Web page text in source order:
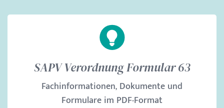
SAPV Verordnung Formular 63
Fachinformationen, Dokumente und
Formulare im PDF-Format